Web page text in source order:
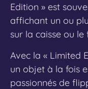
Edition » est
affichant un ou
sur la caisse ou le
Avec la « Limited
un objet à la fois
passionnés de